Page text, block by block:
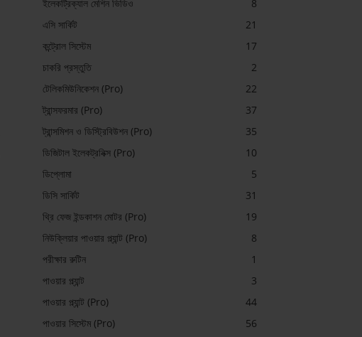
ইলেকট্রিক্যাল মেশিন ভিডিও
8
এসি সার্কিট
21
কন্ট্রোল সিস্টেম
17
চাকরি প্রস্তুতি
2
টেলিকমিউনিকেশন (Pro)
22
ট্রান্সফরমার (Pro)
37
ট্রান্সমিশন ও ডিস্ট্রিবিউশন (Pro)
35
ডিজিটাল ইলেকট্রনিক্স (Pro)
10
ডিপ্লোমা
5
ডিসি সার্কিট
31
থ্রি ফেজ ইন্ডকাশন মোটর (Pro)
19
নিউক্লিয়ার পাওয়ার প্ল্যান্ট (Pro)
8
পরীক্ষার রুটিন
1
পাওয়ার প্ল্যান্ট
3
পাওয়ার প্ল্যান্ট (Pro)
44
পাওয়ার সিস্টেম (Pro)
56